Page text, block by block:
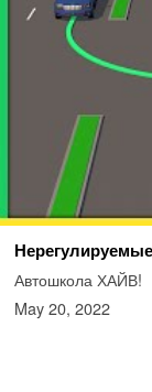
Автошкола ХАЙВ!
May 20, 2022